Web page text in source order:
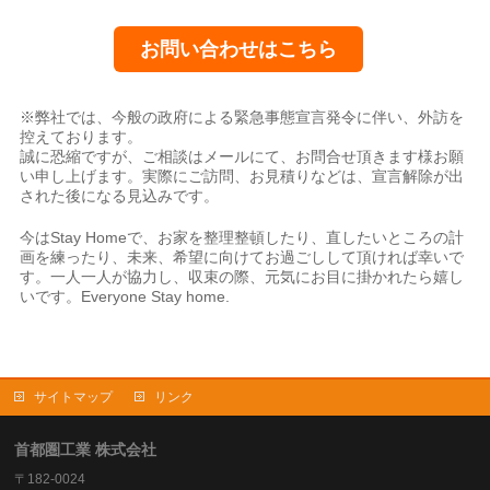
お問い合わせはこちら
※弊社では、今般の政府による緊急事態宣言発令に伴い、外訪を
控えております。
誠に恐縮ですが、ご相談はメールにて、お問合せ頂きます様お願
い申し上げます。実際にご訪問、お見積りなどは、宣言解除が出
された後になる見込みです。
今はStay Homeで、お家を整理整頓したり、直したいところの計
画を練ったり、未来、希望に向けてお過ごしして頂ければ幸いで
す。一人一人が協力し、収束の際、元気にお目に掛かれたら嬉し
いです。Everyone Stay home.
サイトマップ リンク
首都圏工業 株式会社
〒182-0024